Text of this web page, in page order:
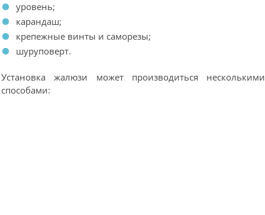
уровень;
карандаш;
крепежные винты и саморезы;
шуруповерт.
Установка жалюзи может производиться несколькими
способами: